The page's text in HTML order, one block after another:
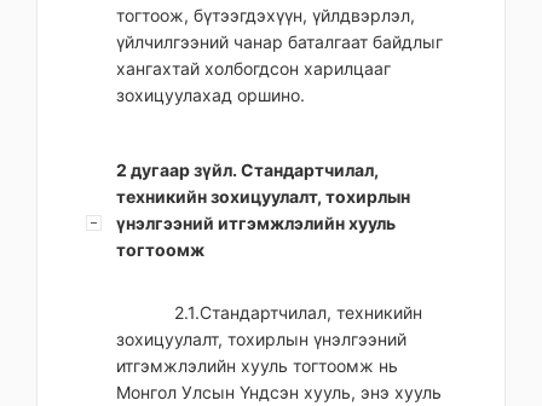
тогтоож, бүтээгдэхүүн, үйлдвэрлэл,
үйлчилгээний чанар баталгаат байдлыг
хангахтай холбогдсон харилцааг
зохицуулахад оршино.
2 дугаар зүйл. Стандартчилал,
техникийн зохицуулалт, тохирлын
үнэлгээний итгэмжлэлийн хууль
тогтоомж
2.1.Стандартчилал, техникийн
зохицуулалт, тохирлын үнэлгээний
итгэмжлэлийн хууль тогтоомж нь
Монгол Улсын Үндсэн хууль, энэ хууль